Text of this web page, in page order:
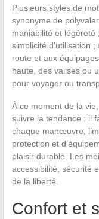
Plusieurs styles de
synonyme de
maniabilité et légèreté
simplicité d’utilisation
route et aux
haute, des valises ou
pour voyager ou
À ce moment de la
suivre la tendance : il
chaque manœuvre,
protection et
plaisir durable. Les
accessibilité, sécurité
de la liberté.
Confort et